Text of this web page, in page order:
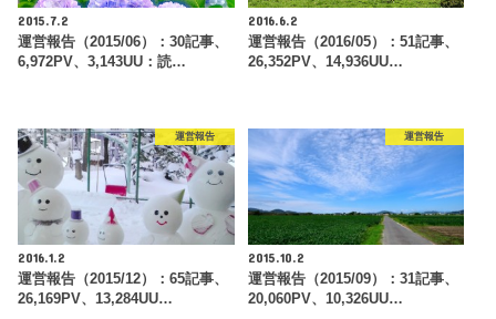
2015.7.2
運営報告（2015/06）：30記事、
6,972PV、3,143UU：読…
2016.6.2
運営報告（2016/05）：51記事、
26,352PV、14,936UU…
運営報告
2016.1.2
運営報告（2015/12）：65記事、
26,169PV、13,284UU…
運営報告
2015.10.2
運営報告（2015/09）：31記事、
20,060PV、10,326UU…